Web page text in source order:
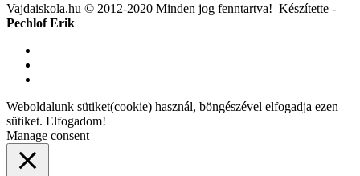
Vajdaiskola.hu © 2012-2020 Minden jog fenntartva! ‎‎‏‏‎ ‎Készítette -
Pechlof Erik
Weboldalunk sütiket(cookie) használ, böngészével elfogadja ezen
sütiket. Elfogadom!
Manage consent